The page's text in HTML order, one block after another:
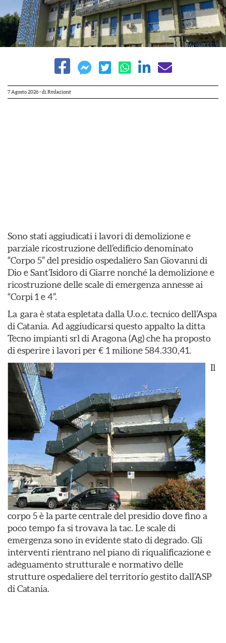
7 Agosto 2026- di Redazione
Sono stati aggiudicati i lavori di demolizione e
parziale ricostruzione dell’edificio denominato
“Corpo 5” del presidio ospedaliero San Giovanni di
Dio e Sant’Isidoro di Giarre nonché la demolizione e
ricostruzione delle scale di emergenza annesse ai
“Corpi 1 e 4”.
La gara è stata espletata dalla U.o.c. tecnico dell’Aspa
di Catania. Ad aggiudicarsi questo appalto la ditta
Tecno impianti srl di Aragona (Ag) che ha proposto
di esperire i lavori per € 1 milione 584.330,41.
Il
corpo 5 è la parte centrale del presidio dove fino a
poco tempo fa si trovava la tac. Le scale di
emergenza sono in evidente stato di degrado. Gli
interventi rientrano nel piano di riqualificazione e
adeguamento strutturale e normativo delle
strutture ospedaliere del territorio gestito dall’ASP
di Catania.